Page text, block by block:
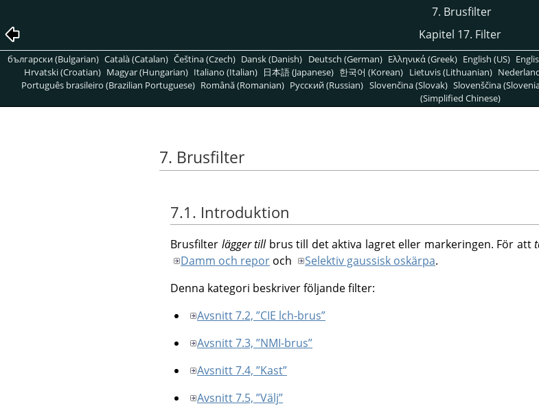
7. Brusfilter
Kapitel 17. Filter
български (Bulgarian) Català (Catalan) Čeština (Czech) Dansk (Danish) Deutsch (German) Ελληνικά (Greek) English (US)
Hrvatski (Croatian) Magyar (Hungarian) Italiano (Italian) 日本語 (Japanese) 한국어 (Korean) Lietuvis (Lithuanian)
Português brasileiro (Brazilian Portuguese) Română (Romanian) Pусский (Russian) Slovenčina (Slovak) Slovenščina
(Simplified Chinese)
7. Brusfilter
7.1. Introduktion
Brusfilter lägger tillbrus till det aktiva lagret eller markeringen. För att
Damm och repor och Selektiv gaussisk oskärpa.
Denna kategori beskriver följande filter:
Avsnitt 7.2, ”CIE lch-brus”
Avsnitt 7.3, ”NMI-brus”
Avsnitt 7.4, ”Kast”
Avsnitt 7.5, ”Välj”